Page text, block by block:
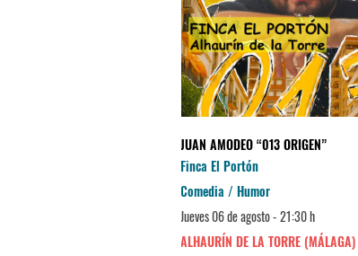
JUAN AMODEO “013 ORIGEN”
Finca El Portón
Comedia / Humor
Jueves 06 de agosto - 21:30 h
ALHAURÍN DE LA TORRE (MÁLAGA)